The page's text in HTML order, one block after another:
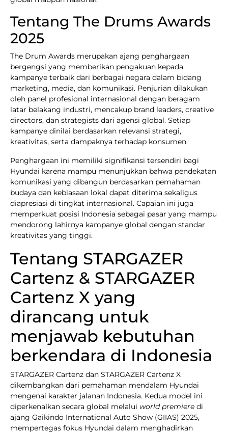
Tentang The Drums Awards
2025
The Drum Awards merupakan ajang penghargaan
bergengsi yang memberikan pengakuan kepada
kampanye terbaik dari berbagai negara dalam bidang
marketing, media, dan komunikasi. Penjurian dilakukan
oleh panel profesional internasional dengan beragam
latar belakang industri, mencakup brand leaders, creative
directors, dan strategists dari agensi global. Setiap
kampanye dinilai berdasarkan relevansi strategi,
kreativitas, serta dampaknya terhadap konsumen.
Penghargaan ini memiliki signifikansi tersendiri bagi
Hyundai karena mampu menunjukkan bahwa pendekatan
komunikasi yang dibangun berdasarkan pemahaman
budaya dan kebiasaan lokal dapat diterima sekaligus
diapresiasi di tingkat internasional. Capaian ini juga
memperkuat posisi Indonesia sebagai pasar yang mampu
mendorong lahirnya kampanye global dengan standar
kreativitas yang tinggi.
Tentang STARGAZER
Cartenz & STARGAZER
Cartenz X yang
dirancang untuk
menjawab kebutuhan
berkendara di Indonesia
STARGAZER Cartenz dan STARGAZER Cartenz X
dikembangkan dari pemahaman mendalam Hyundai
mengenai karakter jalanan Indonesia. Kedua model ini
diperkenalkan secara global melalui world premiere di
ajang Gaikindo International Auto Show (GIIAS) 2025,
mempertegas fokus Hyundai dalam menghadirkan